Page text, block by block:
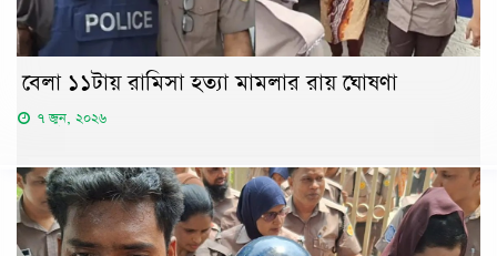
বেলা ১১টায় রামিসা হত্যা মামলার রায় ঘোষণা
৭ জুন, ২০২৬